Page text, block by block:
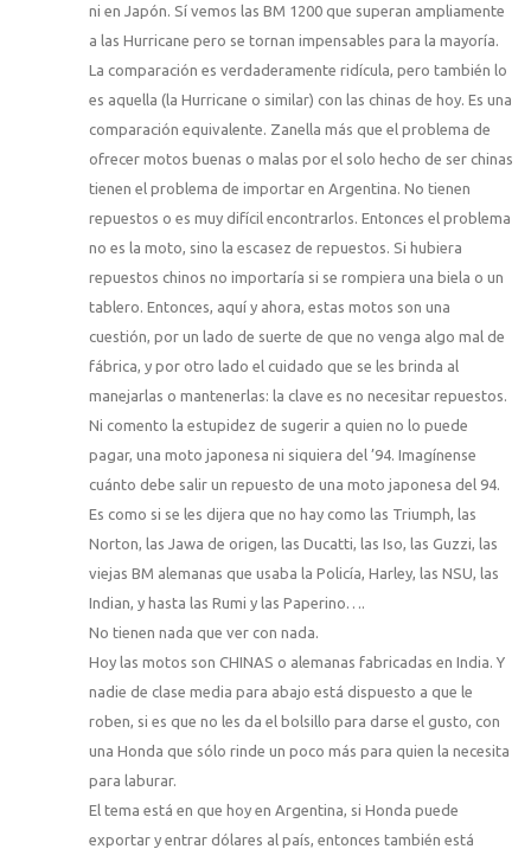
ni en Japón. Sí vemos las BM 1200 que superan ampliamente
a las Hurricane pero se tornan impensables para la mayoría.
La comparación es verdaderamente ridícula, pero también lo
es aquella (la Hurricane o similar) con las chinas de hoy. Es una
comparación equivalente. Zanella más que el problema de
ofrecer motos buenas o malas por el solo hecho de ser chinas
tienen el problema de importar en Argentina. No tienen
repuestos o es muy difícil encontrarlos. Entonces el problema
no es la moto, sino la escasez de repuestos. Si hubiera
repuestos chinos no importaría si se rompiera una biela o un
tablero. Entonces, aquí y ahora, estas motos son una
cuestión, por un lado de suerte de que no venga algo mal de
fábrica, y por otro lado el cuidado que se les brinda al
manejarlas o mantenerlas: la clave es no necesitar repuestos.
Ni comento la estupidez de sugerir a quien no lo puede
pagar, una moto japonesa ni siquiera del ’94. Imagínense
cuánto debe salir un repuesto de una moto japonesa del 94.
Es como si se les dijera que no hay como las Triumph, las
Norton, las Jawa de origen, las Ducatti, las Iso, las Guzzi, las
viejas BM alemanas que usaba la Policía, Harley, las NSU, las
Indian, y hasta las Rumi y las Paperino….
No tienen nada que ver con nada.
Hoy las motos son CHINAS o alemanas fabricadas en India. Y
nadie de clase media para abajo está dispuesto a que le
roben, si es que no les da el bolsillo para darse el gusto, con
una Honda que sólo rinde un poco más para quien la necesita
para laburar.
El tema está en que hoy en Argentina, si Honda puede
exportar y entrar dólares al país, entonces también está